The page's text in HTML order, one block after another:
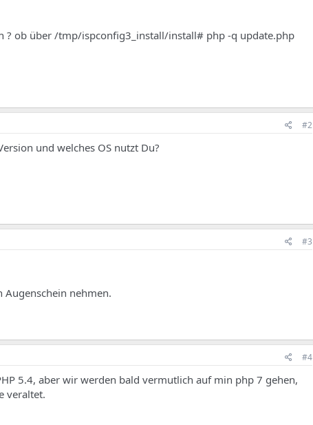
? ob über /tmp/ispconfig3_install/install# php -q update.php
#2
und welches OS nutzt Du?
#3
Augenschein nehmen.
#4
5.4, aber wir werden bald vermutlich auf min php 7 gehen,
veraltet.